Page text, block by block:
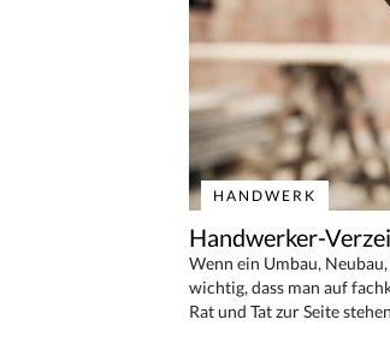
HANDWERK
Handwerker-
Wenn ein Umbau,
wichtig, dass man auf
Rat und Tat zur Seite stehen